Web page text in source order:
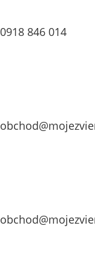
0918 846 014